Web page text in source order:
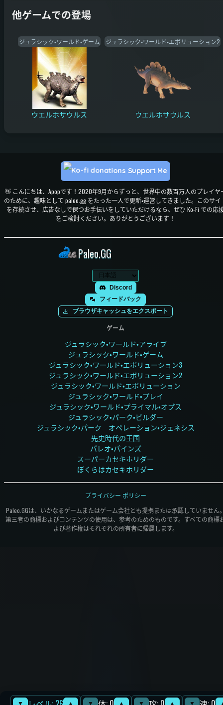
▼ ▲ ▼ ▲ ▼ ▲ ▼
他ゲームでの登場
ジュラシック・ワールド・ゲーム
ウエルホサウルス
ジュラシック・ワールド・エボリューション2
ウエルホサウルス
👋 こんにちは、Apopです！2020年9月からずっと、世界中の数百万人のプレイヤ
のために、趣味として paleo.gg をたった一人で更新・運営してきました。このサイ
を存続させ、広告なしで保つお手伝いをしていただけるなら、ぜひ Ko-Fi での応
をご検討ください。ありがとうございます！
Support Me
Paleo.GG
Discord
フィードバック
ブラウザキャッシュをエクスポート
ゲーム
ジュラシック・ワールド・アライブ
ジュラシック・ワールド・ゲーム
ジュラシック・ワールド・エボリューション3
ジュラシック・ワールド・エボリューション2
ジュラシック・ワールド・エボリューション
ジュラシック・ワールド・プレイ
ジュラシック・ワールド・プライマル・オプス
ジュラシック・パーク・ビルダー
ジュラシック・パーク オペレーション・ジェネシス
先史時代の王国
パレオ・パインズ
スーパーカセキホリダー
ぼくらはカセキホリダー
Paleo.GGは、いかなるゲームまたはゲーム会社とも提携または承認していません
第三者の商標およびコンテンツの使用は、参考のためのものです。すべての商標
よび著作権はそれぞれの所有者に帰属します。
プライバシー ポリシー